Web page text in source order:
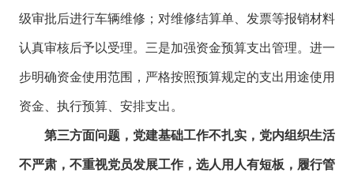
级审批后进行车辆维修；对维修结算单、发票等报销材料
认真审核后予以受理。三是加强资金预算支出管理。进一
步明确资金使用范围，严格按照预算规定的支出用途使用
资金、执行预算、安排支出。
第三方面问题，党建基础工作不扎实，党内组织生活
不严肃，不重视党员发展工作，选人用人有短板，履行管